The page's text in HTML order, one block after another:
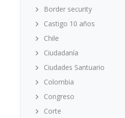
Border security
Castigo 10 años
Chile
Ciudadanía
Ciudades Santuario
Colombia
Congreso
Corte